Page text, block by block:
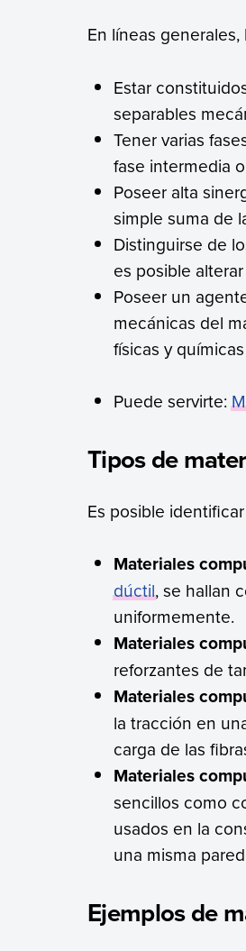
En líneas
Estar
separables
Tener varias
fase intermedia
Poseer alta
simple suma de
Distinguirse de
es posible
Poseer un
mecánicas del
físicas y
Puede servirte:
Tipos de
Es posible
Materiales
dúctil, se hallan
uniformemente.
Materiales
reforzantes de
Materiales
la tracción en
carga de las
Materiales
sencillos como
usados en la
una misma
Ejemplos de